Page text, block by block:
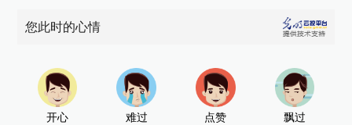
您此时的心情
开心 难过 点赞 飘过